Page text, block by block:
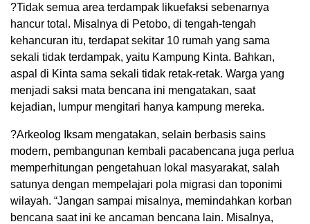
?Tidak semua area terdampak likuefaksi sebenarnya
hancur total. Misalnya di Petobo, di tengah-tengah
kehancuran itu, terdapat sekitar 10 rumah yang sama
sekali tidak terdampak, yaitu Kampung Kinta. Bahkan,
aspal di Kinta sama sekali tidak retak-retak. Warga yang
menjadi saksi mata bencana ini mengatakan, saat
kejadian, lumpur mengitari hanya kampung mereka.
?Arkeolog Iksam mengatakan, selain berbasis sains
modern, pembangunan kembali pacabencana juga perlua
memperhitungan pengetahuan lokal masyarakat, salah
satunya dengan mempelajari pola migrasi dan toponimi
wilayah. “Jangan sampai misalnya, memindahkan korban
bencana saat ini ke ancaman bencana lain. Misalnya,